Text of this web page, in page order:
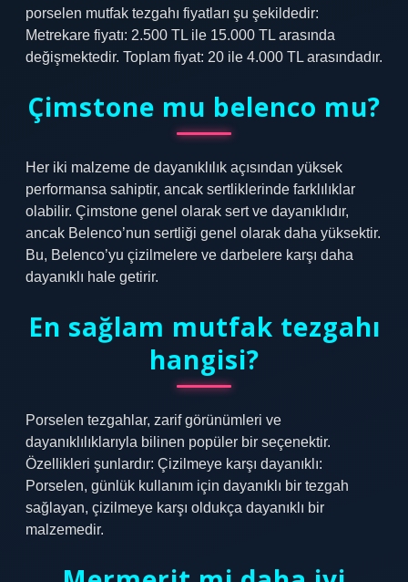
porselen mutfak tezgahı fiyatları şu şekildedir:
Metrekare fiyatı: 2.500 TL ile 15.000 TL arasında
değişmektedir. Toplam fiyat: 20 ile 4.000 TL arasındadır.
Çimstone mu belenco mu?
Her iki malzeme de dayanıklılık açısından yüksek
performansa sahiptir, ancak sertliklerinde farklılıklar
olabilir. Çimstone genel olarak sert ve dayanıklıdır,
ancak Belenco’nun sertliği genel olarak daha yüksektir.
Bu, Belenco’yu çizilmelere ve darbelere karşı daha
dayanıklı hale getirir.
En sağlam mutfak tezgahı
hangisi?
Porselen tezgahlar, zarif görünümleri ve
dayanıklılıklarıyla bilinen popüler bir seçenektir.
Özellikleri şunlardır: Çizilmeye karşı dayanıklı:
Porselen, günlük kullanım için dayanıklı bir tezgah
sağlayan, çizilmeye karşı oldukça dayanıklı bir
malzemedir.